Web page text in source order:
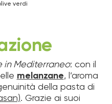
verdi
in Mediterraneo: con il
melanzane, l’aroma
della pasta di
. Grazie ai suoi